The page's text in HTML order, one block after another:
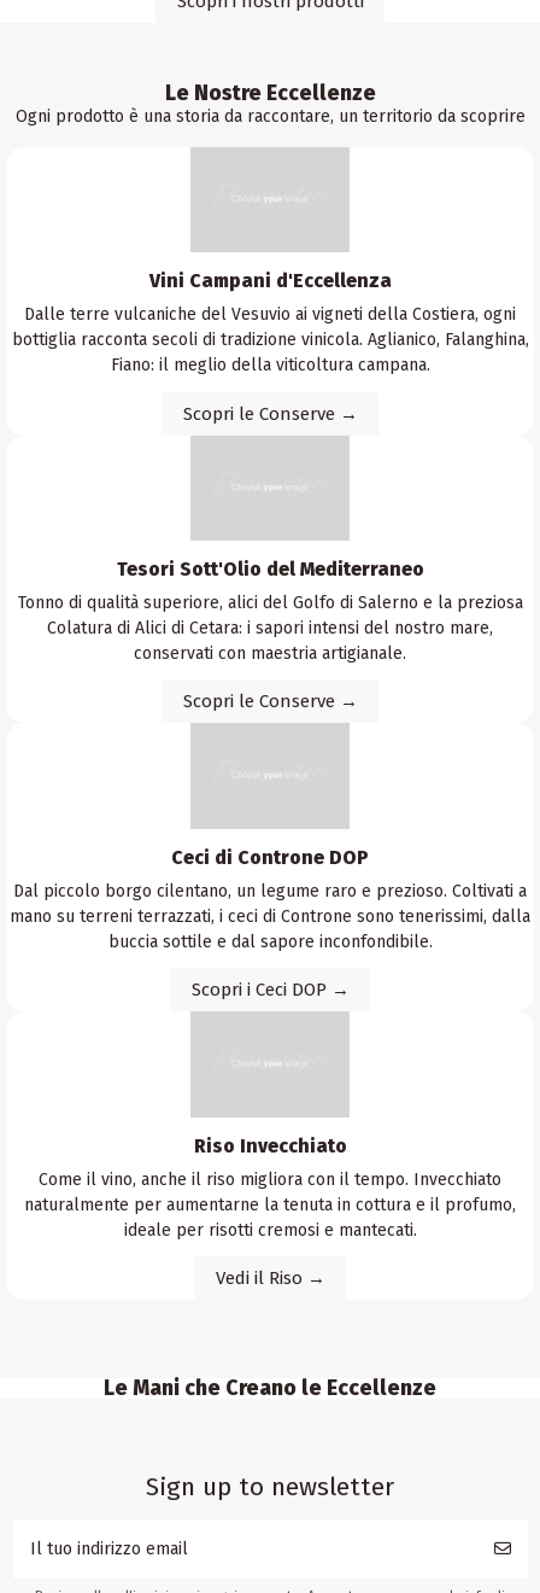
Le Nostre Eccellenze
Ogni prodotto è una storia da raccontare, un territorio da scoprire
Vini Campani d'Eccellenza
Dalle terre vulcaniche del Vesuvio ai vigneti della Costiera, ogni
bottiglia racconta secoli di tradizione vinicola. Aglianico, Falanghina,
Fiano: il meglio della viticoltura campana.
Scopri le Conserve →
Tesori Sott'Olio del Mediterraneo
Tonno di qualità superiore, alici del Golfo di Salerno e la preziosa
Colatura di Alici di Cetara: i sapori intensi del nostro mare,
conservati con maestria artigianale.
Scopri le Conserve →
Ceci di Controne DOP
Dal piccolo borgo cilentano, un legume raro e prezioso. Coltivati a
mano su terreni terrazzati, i ceci di Controne sono tenerissimi, dalla
buccia sottile e dal sapore inconfondibile.
Scopri i Ceci DOP →
Riso Invecchiato
Come il vino, anche il riso migliora con il tempo. Invecchiato
naturalmente per aumentarne la tenuta in cottura e il profumo,
ideale per risotti cremosi e mantecati.
Vedi il Riso →
Le Mani che Creano le Eccellenze
Sign up to newsletter